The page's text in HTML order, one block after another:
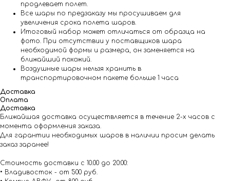
продлевает полет.
Все шары по предзаказу мы просушиваем для
увеличения срока полета шаров.
Итоговый набор может отличаться от образца на
фото. При отсутствии у поставщиков шара
необходимой формы и размера, он заменяется на
ближайший похожий.
Воздушные шары нельзя хранить в
транспортировочном пакете больше 1 часа
Доставка
Оплата
Доставка
Ближайшая доставка осуществляется в течение 2-х часов с
момента оформления заказа.
Для гарантии необходимых шаров в наличии просим делать
заказ заранее!
Стоимость доставки с 10.00 до 20:00:
• Владивосток - от 500 руб.